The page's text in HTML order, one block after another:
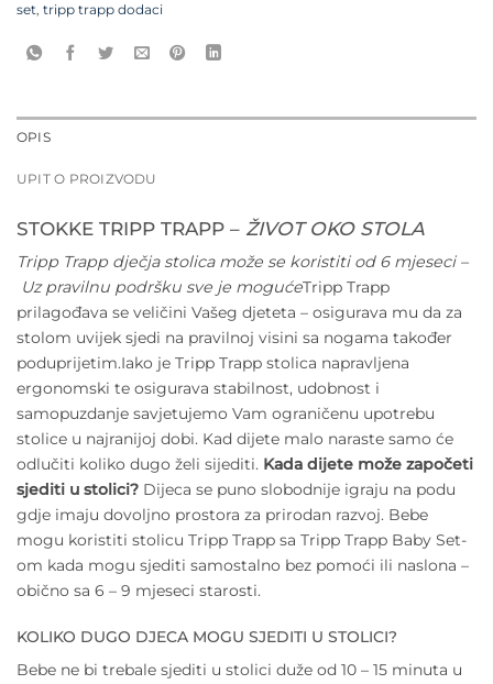
set, tripp trapp dodaci
OPIS
UPIT O PROIZVODU
STOKKE TRIPP TRAPP – ŽIVOT OKO STOLA
Tripp Trapp dječja stolica može se koristiti od 6 mjeseci –
Uz pravilnu podršku sve je mogućeTripp Trapp
prilagođava se veličini Vašeg djeteta – osigurava mu da za
stolom uvijek sjedi na pravilnoj visini sa nogama također
poduprijetim.Iako je Tripp Trapp stolica napravljena
ergonomski te osigurava stabilnost, udobnost i
samopuzdanje savjetujemo Vam ograničenu upotrebu
stolice u najranijoj dobi. Kad dijete malo naraste samo će
odlučiti koliko dugo želi sijediti. Kada dijete može započeti
sjediti u stolici? Dijeca se puno slobodnije igraju na podu
gdje imaju dovoljno prostora za prirodan razvoj. Bebe
mogu koristiti stolicu Tripp Trapp sa Tripp Trapp Baby Set-
om kada mogu sjediti samostalno bez pomoći ili naslona –
obično sa 6 – 9 mjeseci starosti.
KOLIKO DUGO DJECA MOGU SJEDITI U STOLICI?
Bebe ne bi trebale sjediti u stolici duže od 10 – 15 minuta u